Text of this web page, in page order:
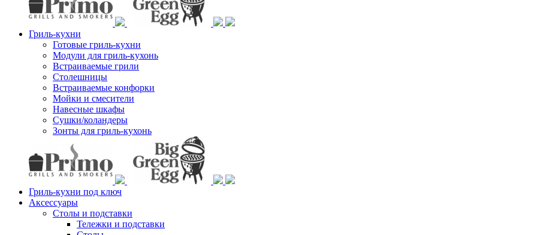
Гриль-кухни
Готовые гриль-кухни
Модули для гриль-кухонь
Встраиваемые грили
Столешницы
Встраиваемые конфорки
Мойки и смесители
Навесные шкафы
Сушки/коландеры
Зонты для гриль-кухонь
Гриль-кухни под ключ
Аксессуары
Столы и подставки
Тележки и подставки